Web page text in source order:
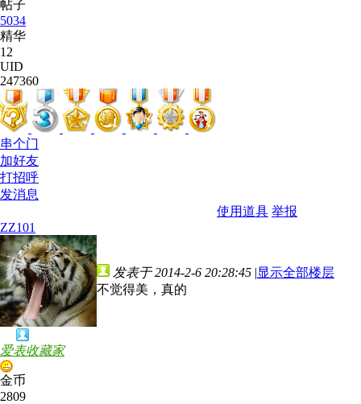
帖子
5034
精华
12
UID
247360
串个门
加好友
打招呼
发消息
使用道具 举报
ZZ101
爱表收藏家
金币
2809
发表于 2014-2-6 20:28:45 |显示全部楼层
不觉得美，真的